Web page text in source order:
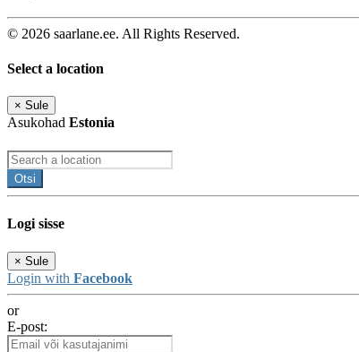
© 2026 saarlane.ee. All Rights Reserved.
Select a location
× Sule
Asukohad Estonia
Otsi
Logi sisse
× Sule
Login with Facebook
or
E-post: